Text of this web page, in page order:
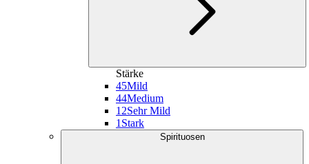
Stärke
45Mild
44Medium
12Sehr Mild
1 Stark
Spirituosen